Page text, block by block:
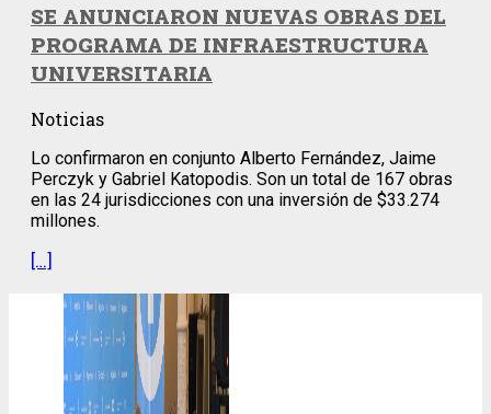
SE ANUNCIARON NUEVAS OBRAS DEL
PROGRAMA DE INFRAESTRUCTURA
UNIVERSITARIA
Noticias
Lo confirmaron en conjunto Alberto Fernández, Jaime
Perczyk y Gabriel Katopodis. Son un total de 167 obras
en las 24 jurisdicciones con una inversión de $33.274
millones.
[…]